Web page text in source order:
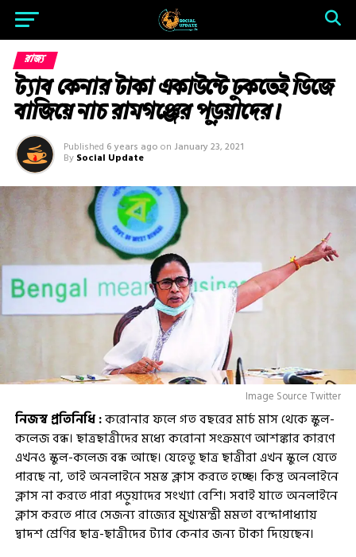
রাজ্য
ট্যাব কেনার টাকা একাউন্টে ঢুকতেই ডিজে
বাজিয়ে নাচ রামগঞ্জের পড়ুয়াদের।
Published 6 years ago on January 23, 2021
By Social Update
Image Source Twitter
নিজস্ব প্রতিনিধি :করোনার ফলে গত বছরের মার্চ মাস থেকে স্কুল-
কলেজ বন্ধ। ছাত্রছাত্রীদের মধ্যে করোনা সংক্রমণে আশঙ্কার কারণে
এখনও স্কুল-কলেজ বন্ধ আছে। যেহেতু ছাত্র ছাত্রীরা এখন স্কুলে যেতে
পারছে না, তাই অনলাইনে সমস্ত ক্লাস করতে হচ্ছে। কিন্তু অনলাইনে
ক্লাস না করতে পারা পড়ুয়াদের সংখ্যা বেশি। সবাই যাতে অনলাইনে
ক্লাস করতে পারে সেজন্য রাজ্যের মুখ্যমন্ত্রী মমতা বন্দোপাধ্যায়
দ্বাদশ শ্রেণির ছাত্র-ছাত্রীদের ট্যাব কেনার জন্য টাকা দিয়েছেন।